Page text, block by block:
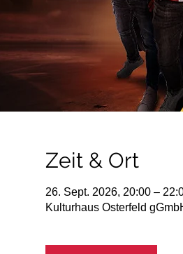
Zeit & Ort
26. Sept. 2026, 20:00 –
Kulturhaus Osterfeld